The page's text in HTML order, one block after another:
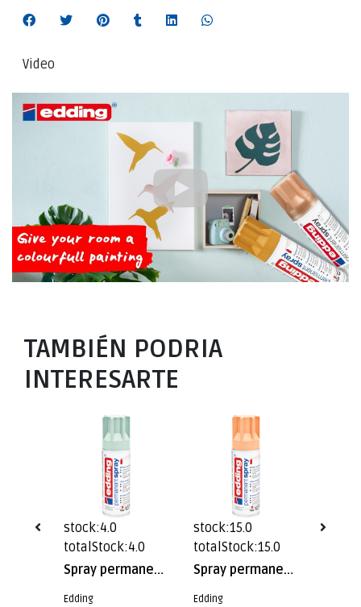
Video
TAMBIÉN PODRIA
INTERESARTE
stock:4.0
totalStock:4.0
Spray permanente de pintura acrílica de alta gama Edding E-5200 Menta Mate
Edding
stock:15.0
totalStock:15.0
Spray permanente de pintura acrílica de alta gama Edding E-5200 Durazno Mate
Edding